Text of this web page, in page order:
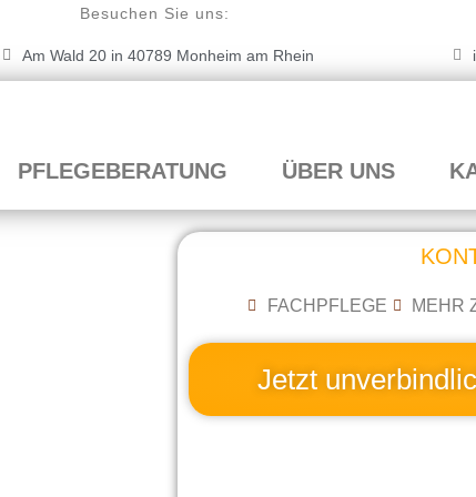
Besuchen Sie uns:
Am Wald 20 in 40789 Monheim am Rhein
PFLEGEBERATUNG ÜBER UNS
FACHPFLEGE MEHR
Jetzt